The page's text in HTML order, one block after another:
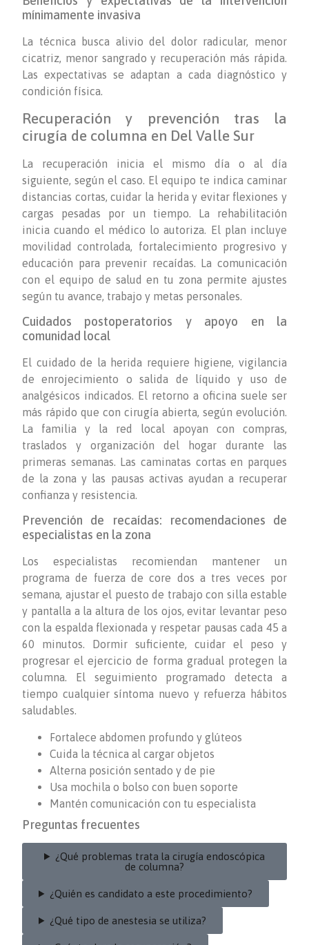
mínimamente invasiva
La técnica busca alivio del dolor radicular, menor
cicatriz, menor sangrado y recuperación más rápida.
Las expectativas se adaptan a cada diagnóstico y
condición física.
Recuperación y prevención tras la
cirugía de columna en Del Valle Sur
La recuperación inicia el mismo día o al día
siguiente, según el caso. El equipo te indica caminar
distancias cortas, cuidar la herida y evitar flexiones y
cargas pesadas por un tiempo. La rehabilitación
inicia cuando el médico lo autoriza. El plan incluye
movilidad controlada, fortalecimiento progresivo y
educación para prevenir recaídas. La comunicación
con el equipo de salud en tu zona permite ajustes
según tu avance, trabajo y metas personales.
Cuidados postoperatorios y apoyo en la
comunidad local
El cuidado de la herida requiere higiene, vigilancia
de enrojecimiento o salida de líquido y uso de
analgésicos indicados. El retorno a oficina suele ser
más rápido que con cirugía abierta, según evolución.
La familia y la red local apoyan con compras,
traslados y organización del hogar durante las
primeras semanas. Las caminatas cortas en parques
de la zona y las pausas activas ayudan a recuperar
confianza y resistencia.
Prevención de recaídas: recomendaciones de
especialistas en la zona
Los especialistas recomiendan mantener un
programa de fuerza de core dos a tres veces por
semana, ajustar el puesto de trabajo con silla estable
y pantalla a la altura de los ojos, evitar levantar peso
con la espalda flexionada y respetar pausas cada 45 a
60 minutos. Dormir suficiente, cuidar el peso y
progresar el ejercicio de forma gradual protegen la
columna. El seguimiento programado detecta a
tiempo cualquier síntoma nuevo y refuerza hábitos
saludables.
Fortalece abdomen profundo y glúteos
Cuida la técnica al cargar objetos
Alterna posición sentado y de pie
Usa mochila o bolso con buen soporte
Mantén comunicación con tu especialista
Preguntas frecuentes
¿Qué problemas trata la cirugía endoscópica
de columna?
¿Quién es candidato a este procedimiento?
¿Qué tipo de anestesia se utiliza?